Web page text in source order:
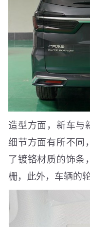
造型方面，新车与
细节方面有所不同
了镀铬材质的饰条
栅，此外，车辆的